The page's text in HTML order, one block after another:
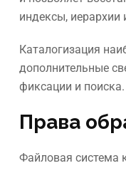
индексы, иерархии
Каталогизация
дополнительные
фиксации и поиска.
Права
Файловая система